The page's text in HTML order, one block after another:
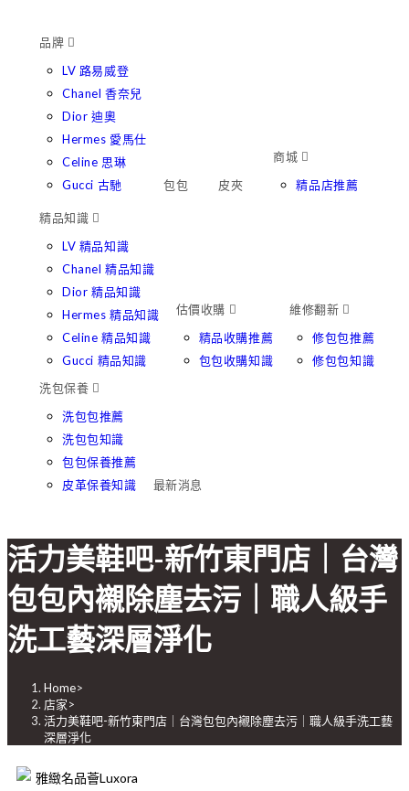
品牌
LV 路易威登
Chanel 香奈兒
Dior 迪奧
Hermes 愛馬仕
Celine 思琳
Gucci 古馳
包包 皮夾
商城
精品店推薦
精品知識
LV 精品知識
Chanel 精品知識
Dior 精品知識
Hermes 精品知識
Celine 精品知識
Gucci 精品知識
估價收購
精品收購推薦
包包收購知識
維修翻新
修包包推薦
修包包知識
洗包保養
洗包包推薦
洗包包知識
包包保養推薦
皮革保養知識
最新消息
活力美鞋吧-新竹東門店｜台灣
包包內襯除塵去污｜職人級手
洗工藝深層淨化
Home>
店家>
活力美鞋吧-新竹東門店｜台灣包包內襯除塵去污｜職人級手洗工藝
深層淨化